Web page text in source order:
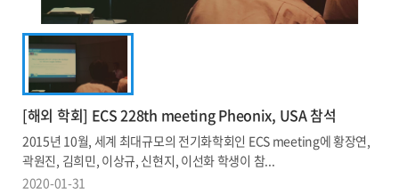
[해외 학회] ECS 228th meeting Pheonix, USA 참석
2015년 10월, 세계 최대규모의 전기화학회인 ECS meeting에 황장연,
곽원진, 김희민, 이상규, 신현지, 이선화 학생이 참...
2020-01-31